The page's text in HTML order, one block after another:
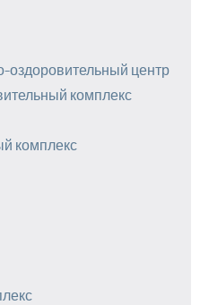
оздоровительный центр
комплекс
комплекс